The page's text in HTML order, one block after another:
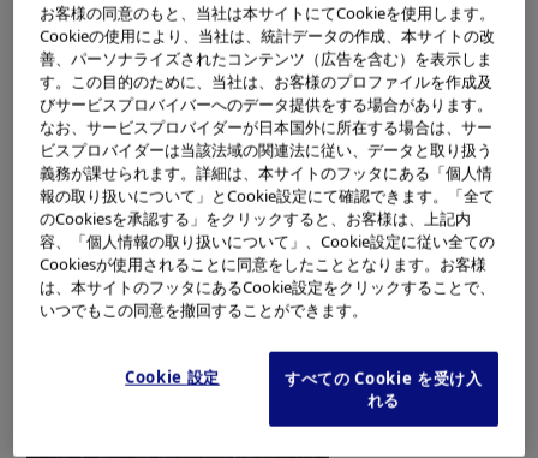
オリンパスプラザ大阪 （大阪市西区阿波座1-6-1 MID西本
町ビル1F）
写真展
飯島 裕 『星空の彩り・OLYMPUS Eシステムで撮った星
景』
8月26日（木）～9月8日（水）15：00まで
※【小惑星探査機・はやぶさ】の、帰還の様子を捉えた写
真等も展示予定です。
プロ写真家によるトークショー
星景写真のプロが、
お客様の同意のもと、当社は本サイトにてCookieを使用します。
Cookieの使用により、当社は、統計データの作成、本サイトの改
善、パーソナライズされたコンテンツ（広告を含む）を表示しま
す。この目的のために、当社は、お客様のプロファイルを作成及
びサービスプロバイバーへのデータ提供をする場合があります。
なお、サービスプロバイダーが日本国外に所在する場合は、サー
ビスプロバイダーは当該法域の関連法に従い、データと取り扱う
義務が課せられます。詳細は、本サイトのフッタにある「個人情
報の取り扱いについて」とCookie設定にて確認できます。「全て
のCookiesを承認する」をクリックすると、お客様は、上記内
容、「個人情報の取り扱いについて」、Cookie設定に従い全ての
Cookiesが使用されることに同意をしたこととなります。お客様
は、本サイトのフッタにあるCookie設定をクリックすることで、
いつでもこの同意を撤回することができます。
Cookie 設定
すべての Cookie を受け入
れる